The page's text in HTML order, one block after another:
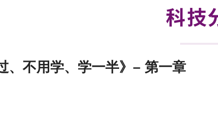
科技
、不用学、学一半》– 第一章